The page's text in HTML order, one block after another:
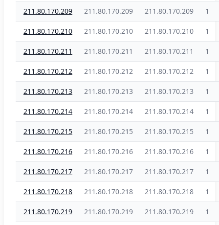
211.80.170.209 211.80.170.209 211.80.170.209 1
211.80.170.210 211.80.170.210 211.80.170.210 1
211.80.170.211 211.80.170.211 211.80.170.211 1
211.80.170.212 211.80.170.212 211.80.170.212 1
211.80.170.213 211.80.170.213 211.80.170.213 1
211.80.170.214 211.80.170.214 211.80.170.214 1
211.80.170.215 211.80.170.215 211.80.170.215 1
211.80.170.216 211.80.170.216 211.80.170.216 1
211.80.170.217 211.80.170.217 211.80.170.217 1
211.80.170.218 211.80.170.218 211.80.170.218 1
211.80.170.219 211.80.170.219 211.80.170.219 1